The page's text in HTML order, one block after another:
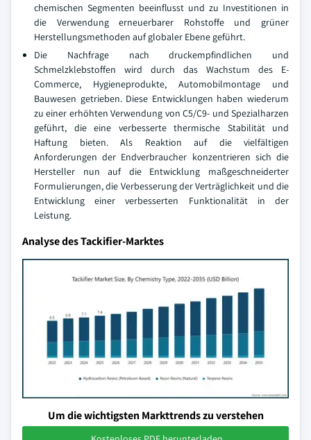
chemischen Segmenten beeinflusst und zu Investitionen in
die Verwendung erneuerbarer Rohstoffe und grüner
Herstellungsmethoden auf globaler Ebene geführt.
Die Nachfrage nach druckempfindlichen und
Schmelzklebstoffen wird durch das Wachstum des E-
Commerce, Hygieneprodukte, Automobilmontage und
Bauwesen getrieben. Diese Entwicklungen haben wiederum
zu einer erhöhten Verwendung von C5/C9- und Spezialharzen
geführt, die eine verbesserte thermische Stabilität und
Haftung bieten. Als Reaktion auf die vielfältigen
Anforderungen der Endverbraucher konzentrieren sich die
Hersteller nun auf die Entwicklung maßgeschneiderter
Formulierungen, die Verbesserung der Verträglichkeit und die
Entwicklung einer verbesserten Funktionalität in der
Leistung.
Analyse des Tackifier-Marktes
Um die wichtigsten Markttrends zu verstehen